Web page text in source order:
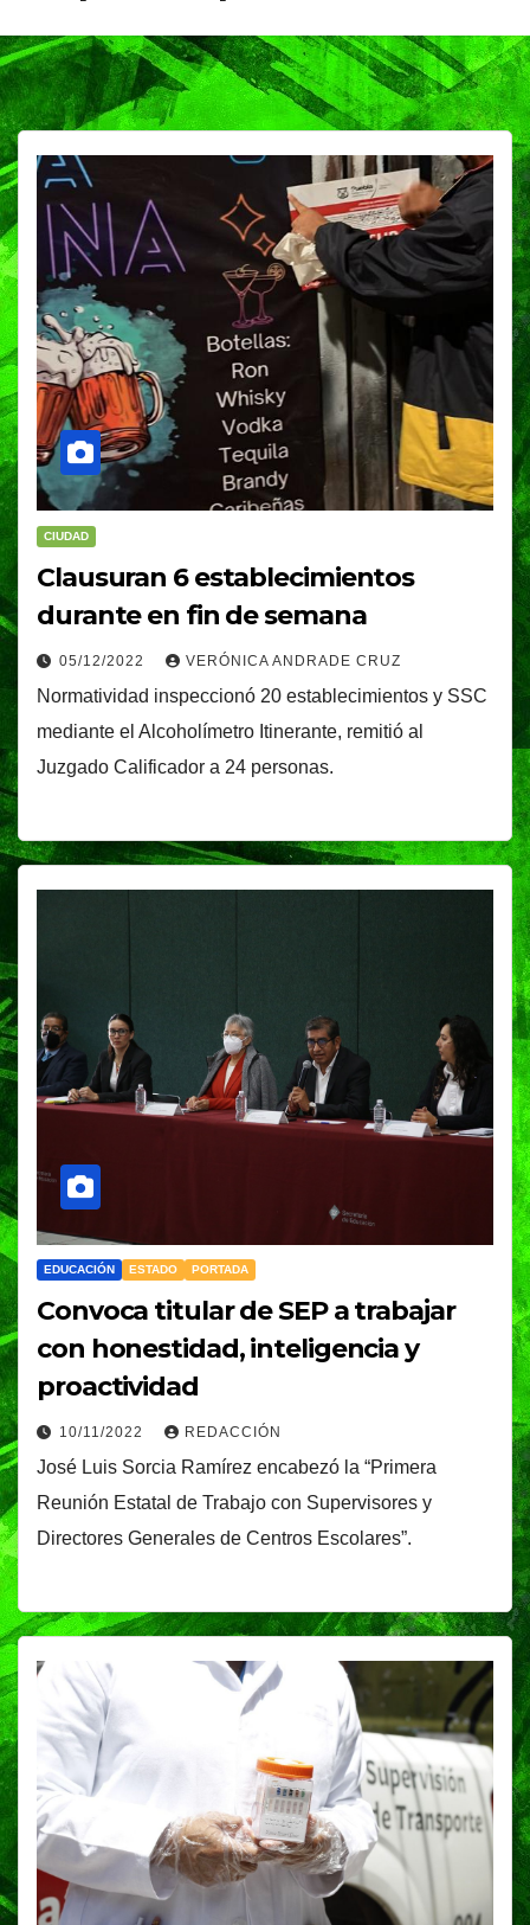
CIUDAD
Clausuran 6 establecimientos
durante en fin de semana
05/12/2022 VERÓNICA ANDRADE CRUZ
Normatividad inspeccionó 20 establecimientos y SSC
mediante el Alcoholímetro Itinerante, remitió al
Juzgado Calificador a 24 personas.
EDUCACIÓN ESTADO PORTADA
Convoca titular de SEP a trabajar
con honestidad, inteligencia y
proactividad
10/11/2022 REDACCIÓN
José Luis Sorcia Ramírez encabezó la “Primera
Reunión Estatal de Trabajo con Supervisores y
Directores Generales de Centros Escolares”.